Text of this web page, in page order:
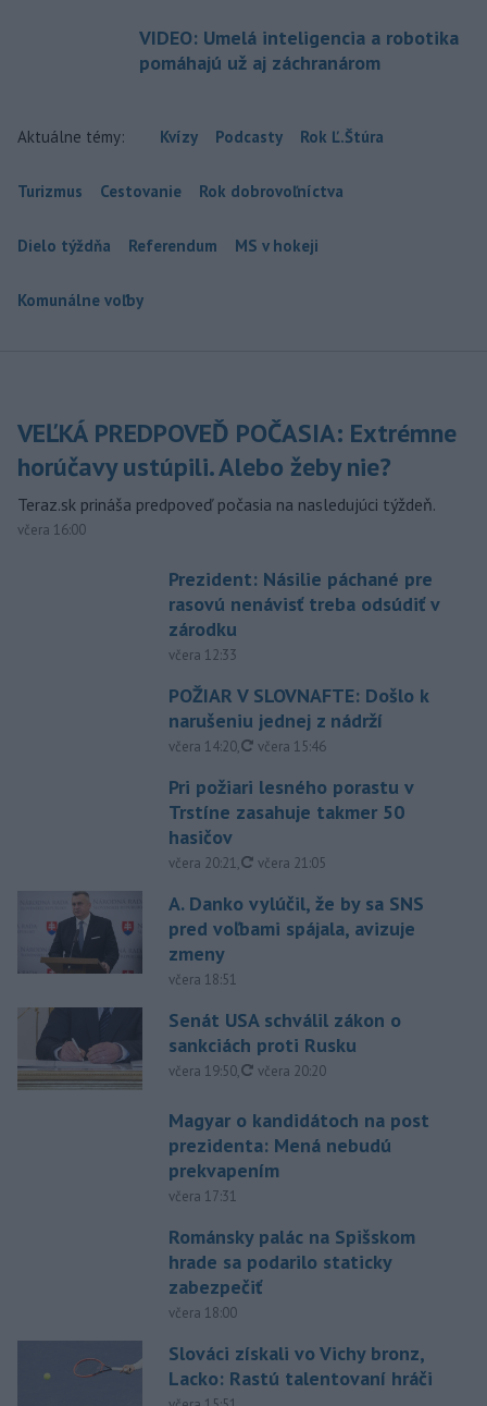
VIDEO: Umelá inteligencia a robotika
pomáhajú už aj záchranárom
Aktuálne témy: Kvízy Podcasty Rok Ľ.Štúra
Turizmus Cestovanie Rok dobrovoľníctva
Dielo týždňa Referendum MS v hokeji
Komunálne voľby
VEĽKÁ PREDPOVEĎ POČASIA: Extrémne
horúčavy ustúpili. Alebo žeby nie?
Teraz.sk prináša predpoveď počasia na nasledujúci týždeň.
včera 16:00
Prezident: Násilie páchané pre
rasovú nenávisť treba odsúdiť v
zárodku
včera 12:33
POŽIAR V SLOVNAFTE: Došlo k
narušeniu jednej z nádrží
včera 14:20, aktualizované
včera 15:46
Pri požiari lesného porastu v
Trstíne zasahuje takmer 50
hasičov
včera 20:21, aktualizované
včera 21:05
A. Danko vylúčil, že by sa SNS
pred voľbami spájala, avizuje
zmeny
včera 18:51
Senát USA schválil zákon o
sankciách proti Rusku
včera 19:50, aktualizované
včera 20:20
Magyar o kandidátoch na post
prezidenta: Mená nebudú
prekvapením
včera 17:31
Románsky palác na Spišskom
hrade sa podarilo staticky
zabezpečiť
včera 18:00
Slováci získali vo Vichy bronz,
Lacko: Rastú talentovaní hráči